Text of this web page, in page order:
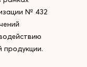
№ 432